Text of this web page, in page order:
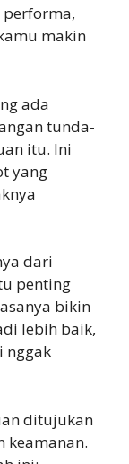
makin
ada
tunda-
itu. Ini
yang
dari
penting
bikin
lebih baik,
nggak
ditujukan
keamanan.